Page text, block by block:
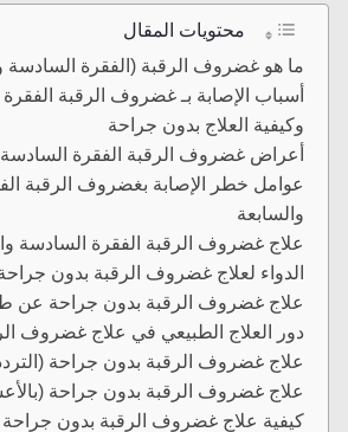
محتويات المقال
ما هو غضروف الرقبة (الفقرة السادسة
أسباب الإصابة بـ غضروف الرقبة
وكيفية العلاج بدون جراحة
أعراض غضروف الرقبة الفقرة السادسة
عوامل خطر الإصابة بغضروف الرقبة
والسابعة
علاج غضروف الرقبة الفقرة السادسة
الدواء لعلاج غضروف الرقبة بدون
علاج غضروف الرقبة بدون جراحة عن
دور العلاج الطبيعي في علاج غضروف
علاج غضروف الرقبة بدون جراحة
علاج غضروف الرقبة بدون جراحة
كيفية علاج غضروف الرقبة بدون جراحة